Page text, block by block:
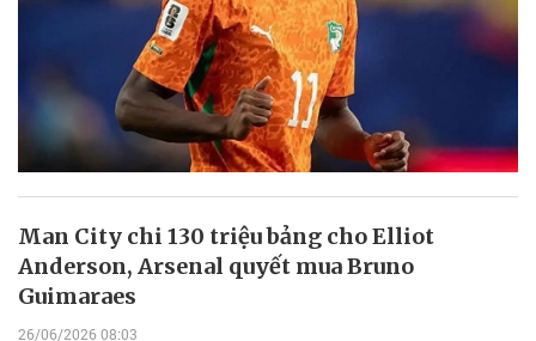
Man City chi 130 triệu bảng cho Elliot
Anderson, Arsenal quyết mua Bruno
Guimaraes
26/06/2026 08:03